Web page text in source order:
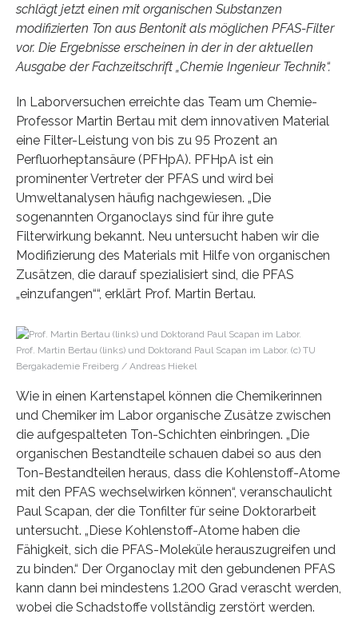
schlägt jetzt einen mit organischen Substanzen
modifizierten Ton aus Bentonit als möglichen PFAS-Filter
vor. Die Ergebnisse erscheinen in der in der aktuellen
Ausgabe der Fachzeitschrift „Chemie Ingenieur Technik“.
In Laborversuchen erreichte das Team um Chemie-
Professor Martin Bertau mit dem innovativen Material
eine Filter-Leistung von bis zu 95 Prozent an
Perfluorheptansäure (PFHpA). PFHpA ist ein
prominenter Vertreter der PFAS und wird bei
Umweltanalysen häufig nachgewiesen. „Die
sogenannten Organoclays sind für ihre gute
Filterwirkung bekannt. Neu untersucht haben wir die
Modifizierung des Materials mit Hilfe von organischen
Zusätzen, die darauf spezialisiert sind, die PFAS
„einzufangen““, erklärt Prof. Martin Bertau.
Prof. Martin Bertau (links) und Doktorand Paul Scapan im Labor. (c) TU
Bergakademie Freiberg / Andreas Hiekel
Wie in einen Kartenstapel können die Chemikerinnen
und Chemiker im Labor organische Zusätze zwischen
die aufgespalteten Ton-Schichten einbringen. „Die
organischen Bestandteile schauen dabei so aus den
Ton-Bestandteilen heraus, dass die Kohlenstoff-Atome
mit den PFAS wechselwirken können“, veranschaulicht
Paul Scapan, der die Tonfilter für seine Doktorarbeit
untersucht. „Diese Kohlenstoff-Atome haben die
Fähigkeit, sich die PFAS-Moleküle herauszugreifen und
zu binden.“ Der Organoclay mit den gebundenen PFAS
kann dann bei mindestens 1.200 Grad verascht werden,
wobei die Schadstoffe vollständig zerstört werden.